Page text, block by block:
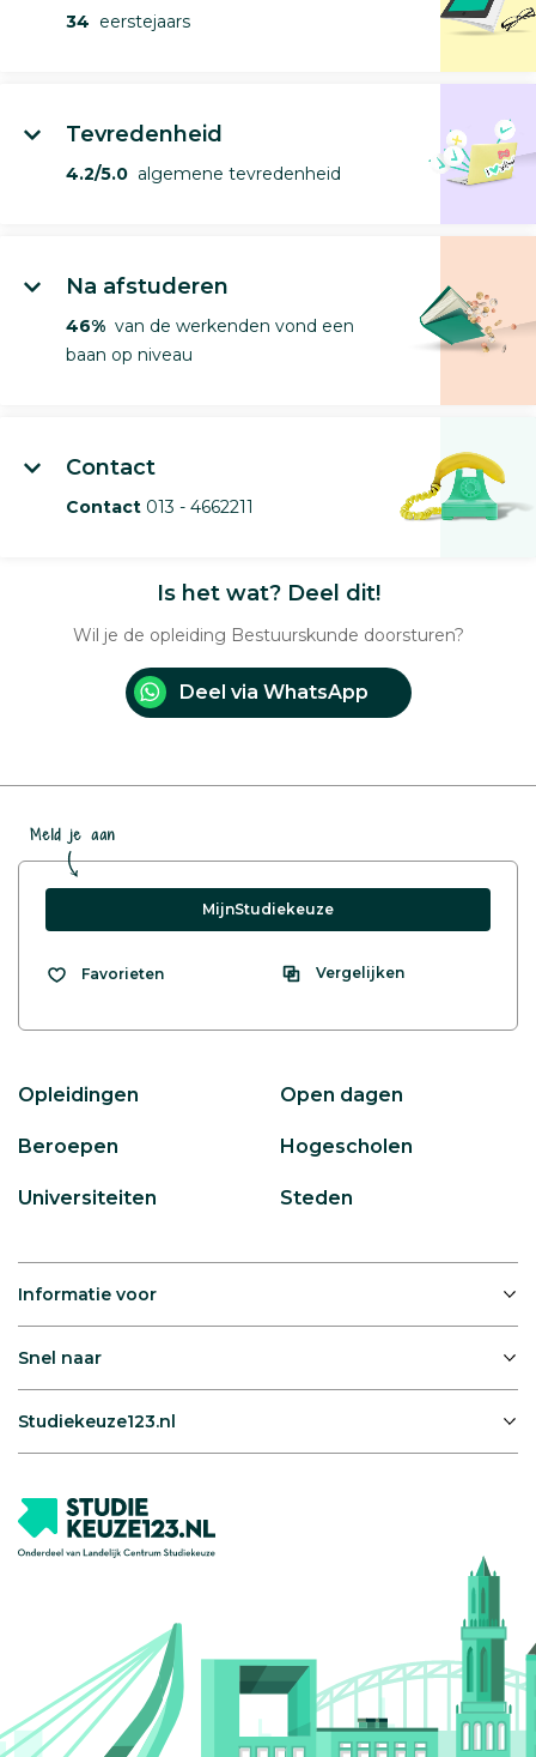
34 eerstejaars
Tevredenheid
4.2/5.0 algemene tevredenheid
Na afstuderen
46% van de werkenden vond een
baan op niveau
Contact
Contact 013 - 4662211
Is het wat? Deel dit!
Wil je de opleiding Bestuurskunde doorsturen?
Deel via WhatsApp
Meld je aan
MijnStudiekeuze
Favorieten Vergelijken
Opleidingen Open dagen
Beroepen Hogescholen
Universiteiten Steden
Informatie voor
Snel naar
Studiekeuze123.nl